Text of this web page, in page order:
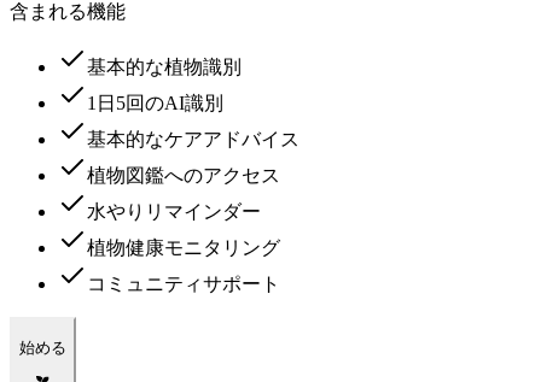
含まれる機能
基本的な植物識別
1日5回のAI識別
基本的なケアアドバイス
植物図鑑へのアクセス
水やりリマインダー
植物健康モニタリング
コミュニティサポート
始める